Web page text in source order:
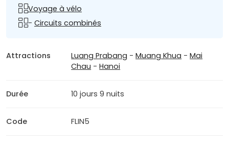
Voyage à vélo
- Circuits combinés
Attractions Luang Prabang -Muang Khua -Mai
Chau -Hanoi
Durée 10 jours 9 nuits
Code FLIN5